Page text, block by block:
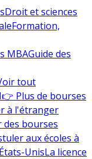
Droit et sciences
Formation,
MBAGuide des
tout
👉 Plus de bourses
à l'étranger
des bourses
aux écoles à
UnisLa licence